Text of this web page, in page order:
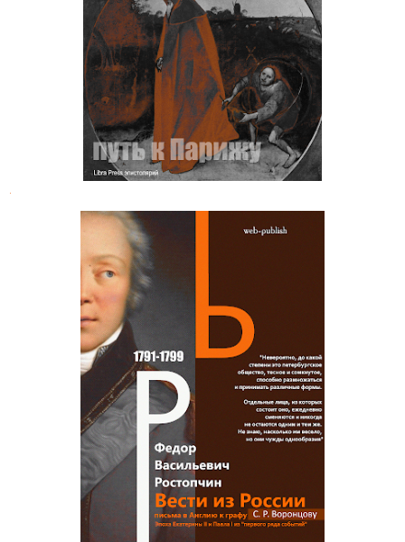
Александром Ивановичем
Тургеневым
Федор Васильевич Ростопчин.
Письма в Англию к графу С. Р.
Воронцову